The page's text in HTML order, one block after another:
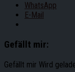
WhatsApp
E-Mail
Gefällt mir:
Gefällt mir Wird